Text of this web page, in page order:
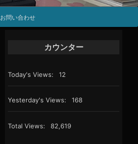
お問い合わせ
カウンター
Today's Views: 12
Yesterday's Views: 168
Total Views: 82,619